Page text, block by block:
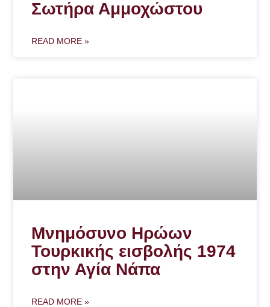
Σωτήρα Αμμοχώστου
READ MORE »
Μνημόσυνο Ηρώων
Τουρκικής εισβολής 1974
στην Αγία Νάπα
READ MORE »